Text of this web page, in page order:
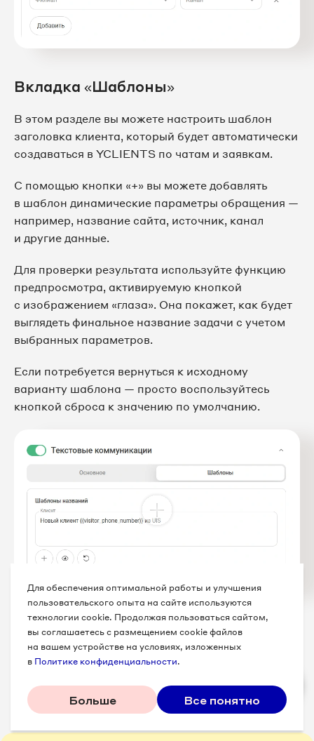
Для обеспечения оптимальной работы и улучшения
пользовательского опыта на сайте используются
технологии cookie. Продолжая пользоваться сайтом,
вы соглашаетесь с размещением cookie файлов
на вашем устройстве на условиях, изложенных
в Политике конфиденциальности.
Больше Все понятно
Вкладка «Шаблоны»
В этом разделе вы можете настроить шаблон
заголовка клиента, который будет автоматически
создаваться в YCLIENTS по чатам и заявкам.
С помощью кнопки «+» вы можете добавлять
в шаблон динамические параметры обращения —
например, название сайта, источник, канал
и другие данные.
Для проверки результата используйте функцию
предпросмотра, активируемую кнопкой
с изображением «глаза». Она покажет, как будет
выглядеть финальное название задачи с учетом
выбранных параметров.
Если потребуется вернуться к исходному
варианту шаблона — просто воспользуйтесь
кнопкой сброса к значению по умолчанию.
Не забудьте сохранить настройки!
Работа с фреймом РМО